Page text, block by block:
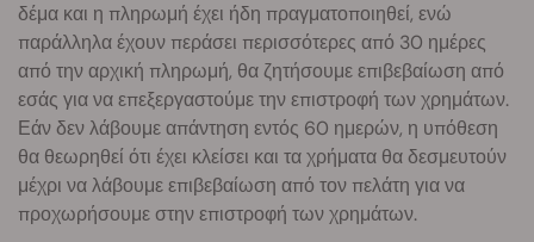
δέμα και η πληρωμή έχει ήδη πραγματοποιηθεί, ενώ
παράλληλα έχουν περάσει περισσότερες από 30 ημέρες
από την αρχική πληρωμή, θα ζητήσουμε επιβεβαίωση από
εσάς για να επεξεργαστούμε την επιστροφή των χρημάτων.
Εάν δεν λάβουμε απάντηση εντός 60 ημερών, η υπόθεση
θα θεωρηθεί ότι έχει κλείσει και τα χρήματα θα δεσμευτούν
μέχρι να λάβουμε επιβεβαίωση από τον πελάτη για να
προχωρήσουμε στην επιστροφή των χρημάτων.